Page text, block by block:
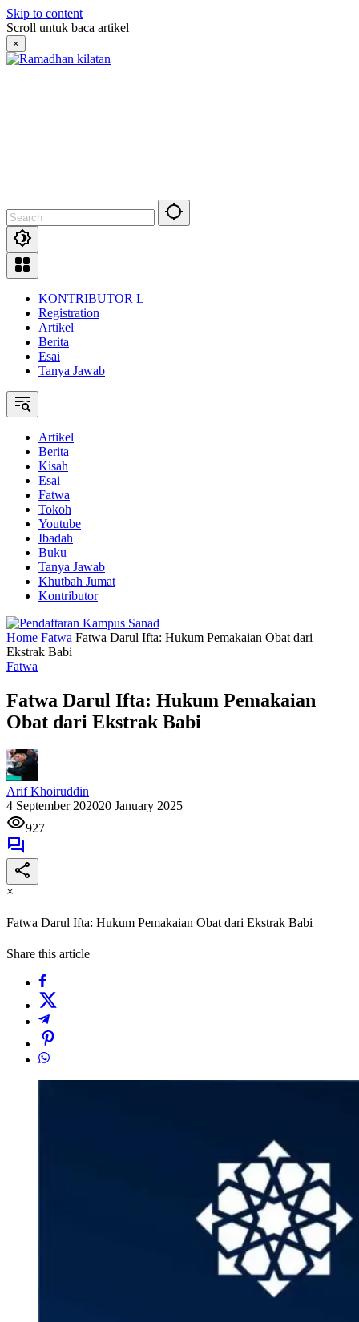
Skip to content
Scroll untuk baca artikel
×
KONTRIBUTOR L
Registration
Artikel
Berita
Esai
Tanya Jawab
Artikel
Berita
Kisah
Esai
Fatwa
Tokoh
Youtube
Ibadah
Buku
Tanya Jawab
Khutbah Jumat
Kontributor
Home Fatwa Fatwa Darul Ifta: Hukum Pemakaian Obat dari
Ekstrak Babi
Fatwa
Fatwa Darul Ifta: Hukum Pemakaian
Obat dari Ekstrak Babi
Arif Khoiruddin
4 September 202020 January 2025
927
×
Fatwa Darul Ifta: Hukum Pemakaian Obat dari Ekstrak Babi
Share this article